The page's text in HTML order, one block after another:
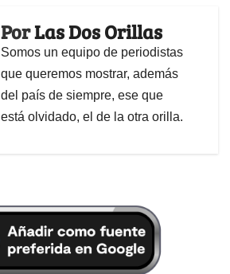
PorLas Dos Orillas
Somos un equipo de periodistas
que queremos mostrar, además
del país de siempre, ese que
está olvidado, el de la otra orilla.